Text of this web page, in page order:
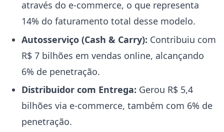
através do e-commerce, o que representa
14% do faturamento total desse modelo.
Autosserviço (Cash & Carry): Contribuiu com
R$ 7 bilhões em vendas online, alcançando
6% de penetração.
Distribuidor com Entrega: Gerou R$ 5,4
bilhões via e-commerce, também com 6% de
penetração.